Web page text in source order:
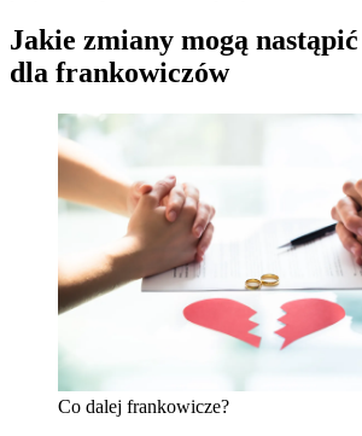
Jakie zmiany mogą nastąpić
dla frankowiczów
Co dalej frankowicze?